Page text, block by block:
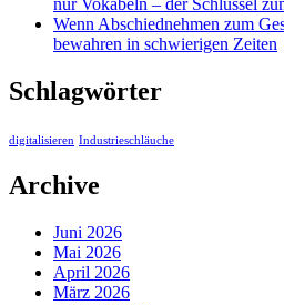
nur Vokabeln – der Schlüssel
Wenn Abschiednehmen zum
bewahren in schwierigen Zeiten
Schlagwörter
digitalisieren Industrieschläuche
Archive
Juni 2026
Mai 2026
April 2026
März 2026